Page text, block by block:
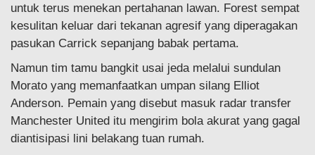
untuk terus menekan pertahanan lawan. Forest sempat
kesulitan keluar dari tekanan agresif yang diperagakan
pasukan Carrick sepanjang babak pertama.
Namun tim tamu bangkit usai jeda melalui sundulan
Morato yang memanfaatkan umpan silang Elliot
Anderson. Pemain yang disebut masuk radar transfer
Manchester United itu mengirim bola akurat yang gagal
diantisipasi lini belakang tuan rumah.